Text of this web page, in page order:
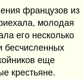
французов из
молодая
его несколько
бесчисленных
еще
крестьяне.